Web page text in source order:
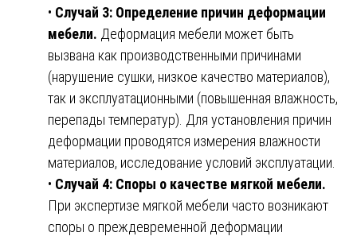
• Случай 3: Определение причин деформации
мебели. Деформация мебели может быть
вызвана как производственными причинами
(нарушение сушки, низкое качество материалов),
так и эксплуатационными (повышенная влажность,
перепады температур). Для установления причин
деформации проводятся измерения влажности
материалов, исследование условий эксплуатации.
• Случай 4: Споры о качестве мягкой мебели.
При экспертизе мягкой мебели часто возникают
споры о преждевременной деформации